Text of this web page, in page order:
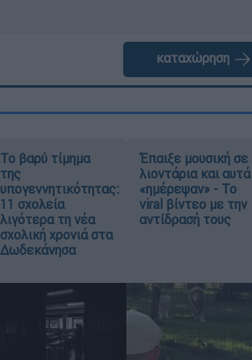
καταχώρηση
Το βαρύ τίμημα
της
υπογεννητικότητας:
11 σχολεία
λιγότερα τη νέα
σχολική χρονιά στα
Δωδεκάνησα
Έπαιξε μουσική σε
λιοντάρια και αυτά
«ημέρεψαν» - Το
viral βίντεο με την
αντίδρασή τους